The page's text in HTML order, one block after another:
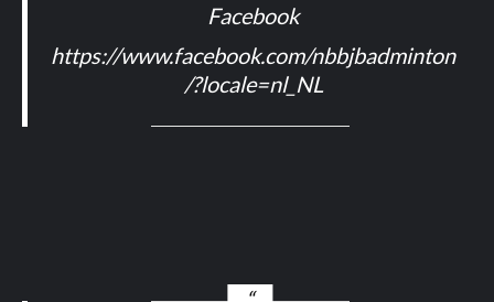
Facebook
https://www.facebook.com/nbbjbadminton
/?locale=nl_NL